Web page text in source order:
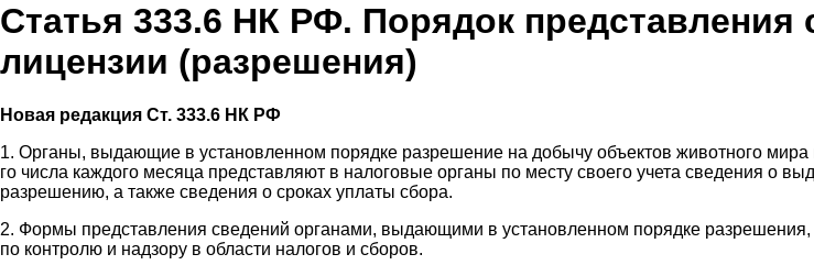
Статья 333.6 НК РФ. Порядок
лицензии (разрешения)
Новая редакция Ст. 333.6 НК РФ
1. Органы, выдающие в установленном порядке разрешение на добычу объектов животного
го числа каждого месяца представляют в налоговые органы по месту своего учета сведения о
разрешению, а также сведения о сроках уплаты сбора.
2. Формы представления сведений органами, выдающими в установленном порядке
по контролю и надзору в области налогов и сборов.